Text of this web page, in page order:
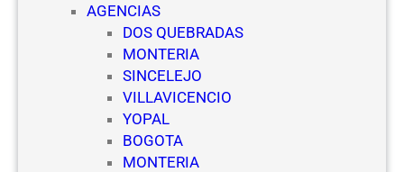
AGENCIAS
DOS QUEBRADAS
MONTERIA
SINCELEJO
VILLAVICENCIO
YOPAL
BOGOTA
MONTERIA